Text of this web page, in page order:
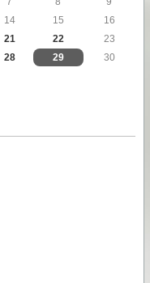
14 15
16
21 22
23
28 29
30